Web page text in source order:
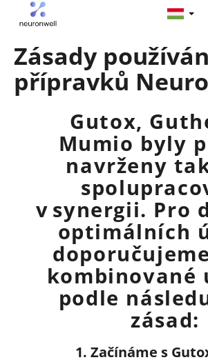
tartalomhoz
Zásady
přípravků
Gutox,
Mumio byly
navrženy
v synergii. Pro
optimálních
kombinované
podle
zásad:
1. Začínáme s
M
i
KERESÉS